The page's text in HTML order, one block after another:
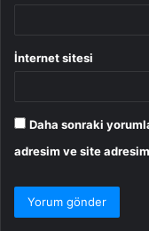
İnternet sitesi
Daha sonraki
adresim ve site